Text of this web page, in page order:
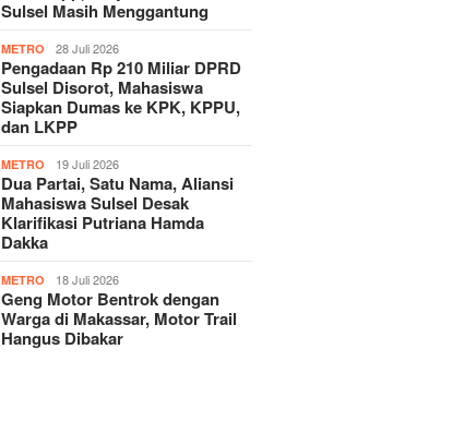
Sulsel Masih Menggantung
METRO 28 Juli 2026
Pengadaan Rp 210 Miliar DPRD
Sulsel Disorot, Mahasiswa
Siapkan Dumas ke KPK, KPPU,
dan LKPP
METRO 19 Juli 2026
Dua Partai, Satu Nama, Aliansi
Mahasiswa Sulsel Desak
Klarifikasi Putriana Hamda
Dakka
METRO 18 Juli 2026
Geng Motor Bentrok dengan
Warga di Makassar, Motor Trail
Hangus Dibakar